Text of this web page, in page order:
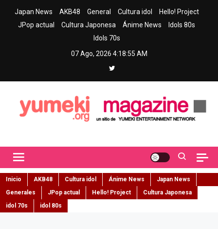
Japan News AKB48 General Cultura idol
Hello! Project
JPop actual
Cultura Japonesa Ánime News
Idols 80s
Idols 70s
07 Ago, 2026 4:18:56 AM
Inicio AKB48 Cultura idol Ánime News
Japan News
Generales
JPop actual Hello! Project
Cultura Japonesa
idol 70s
idol 80s